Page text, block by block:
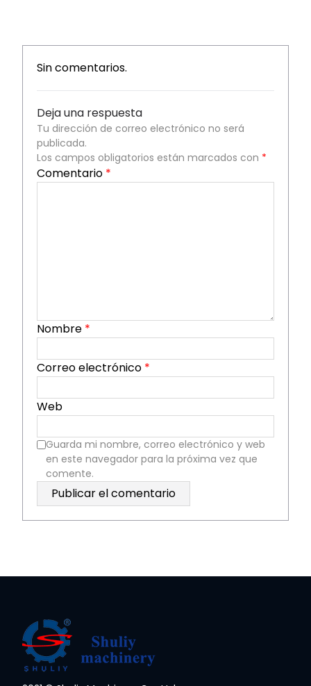
Sin comentarios.
Deja una respuesta
Tu dirección de correo electrónico no será
publicada.
Los campos obligatorios están marcados con *
Comentario *
Nombre *
Correo electrónico *
Web
Guarda mi nombre, correo electrónico y web
en este navegador para la próxima vez que
comente.